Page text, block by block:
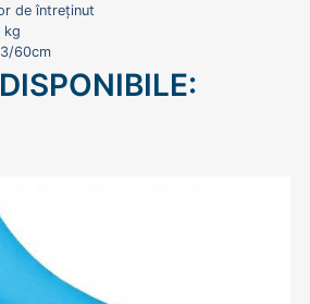
de întreținut
kg
60cm